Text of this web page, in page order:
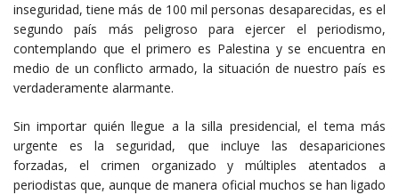
inseguridad, tiene más de 100 mil personas desaparecidas, es el
segundo país más peligroso para ejercer el periodismo,
contemplando que el primero es Palestina y se encuentra en
medio de un conflicto armado, la situación de nuestro país es
verdaderamente alarmante.
Sin importar quién llegue a la silla presidencial, el tema más
urgente es la seguridad, que incluye las desapariciones
forzadas, el crimen organizado y múltiples atentados a
periodistas que, aunque de manera oficial muchos se han ligado